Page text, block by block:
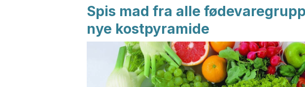
Spis mad fra alle
nye kostpyramide